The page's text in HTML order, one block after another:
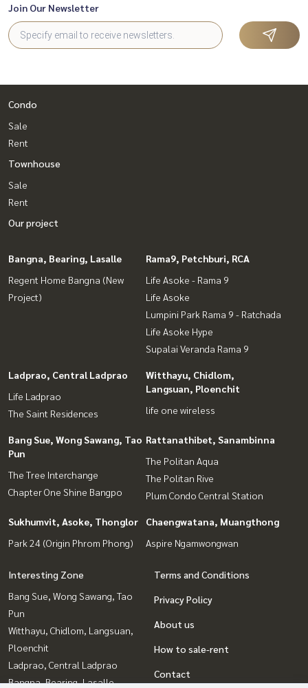
Join Our Newsletter
Condo
Sale
Rent
Townhouse
Sale
Rent
Our project
Bangna, Bearing, Lasalle
Regent Home Bangna (New
Project)
Rama9, Petchburi, RCA
Life Asoke - Rama 9
Life Asoke
Lumpini Park Rama 9 - Ratchada
Life Asoke Hype
Supalai Veranda Rama 9
Ladprao, Central Ladprao
Life Ladprao
The Saint Residences
Witthayu, Chidlom,
Langsuan, Ploenchit
life one wireless
Bang Sue, Wong Sawang, Tao
Pun
The Tree Interchange
Chapter One Shine Bangpo
Rattanathibet, Sanambinna
The Politan Aqua
The Politan Rive
Plum Condo Central Station
Sukhumvit, Asoke, Thonglor
Park 24 (Origin Phrom Phong)
Chaengwatana, Muangthong
Aspire Ngamwongwan
Interesting Zone
Bang Sue, Wong Sawang, Tao
Pun
Witthayu, Chidlom, Langsuan,
Ploenchit
Ladprao, Central Ladprao
Bangna, Bearing, Lasalle
Terms and Conditions
Privacy Policy
About us
How to sale-rent
Contact